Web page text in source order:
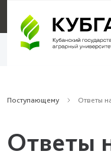
Поступающему Ответы
Ответы